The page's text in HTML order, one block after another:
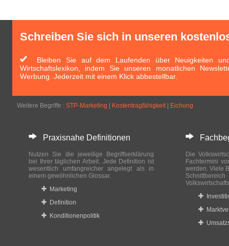
Schreiben Sie sich in unseren
Bleiben Sie auf dem Laufenden über Neuigkeiten
Wirtschaftslexikon, indem Sie unseren monatlichen
Werbung. Jederzeit mit einem Klick abbestellbar.
Weitere Begriffe : STP-Marketing Kostentragfähigkeit| Eichung
Praxisnahe Definitionen
Nutzen Sie die jeweilige Begriffserklärung
bei Ihrer täglichen Arbeit. Jede Definition ist
wesentlich umfangreicher angelegt als in
einem gewöhnlichen Glossar.
Marketing
Definition
Konditionenpolitik
Die
Fachtermini
werden. Viele